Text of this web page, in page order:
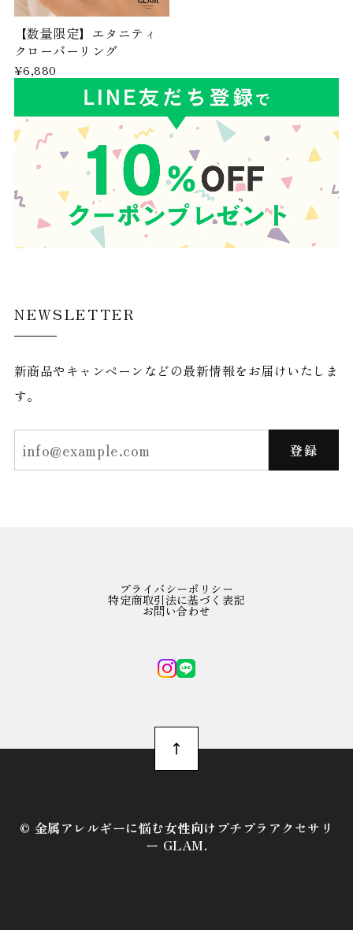
【数量限定】エタニティ
クローバーリング
¥6,880
NEWSLETTER
新商品やキャンペーンなどの最新情報をお届けいたしま
す。
登録
プライバシーポリシー
特定商取引法に基づく表記
お問い合わせ
©︎ 金属アレルギーに悩む女性向けプチプラアクセサリ
ー GLAM.